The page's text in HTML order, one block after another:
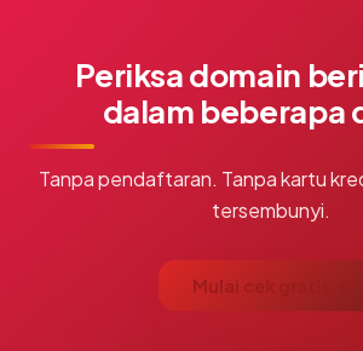
Periksa domain
dalam beberapa
Tanpa pendaftaran. Tanpa kartu
tersembunyi.
Mulai cek gratis →